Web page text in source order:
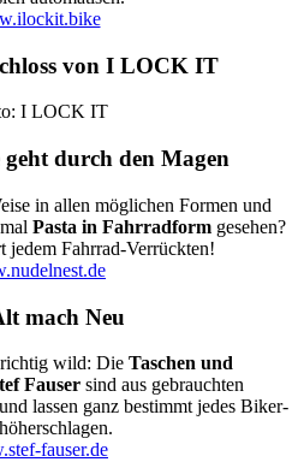
I LOCK IT
durch den Magen
in allen möglichen Formen und
Pasta in Fahrradform gesehen?
jedem Fahrrad-Verrückten!
mach Neu
wild: Die Taschen und
Fausersind aus gebrauchten
lassen ganz bestimmt jedes Biker-
fauser.de